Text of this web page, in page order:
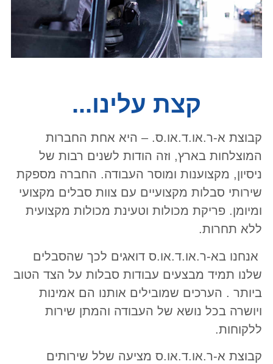
קצת עלינו...
קבוצת א-ר.או.ד.או.ס. – היא אחת החברות
המוצלחות בארץ, וזה הודות לשנים רבות של
ניסיון, מקצוענות ומוסר העבודה. החברה מספקת
שירותי סבלות מקצועיים עם צוות סבלים מקצועי
ומיומן. פריקת מכולות וטעינת מכולות מקצועית
ללא תחרות.
אנחנו בא-ר.או.ד.או.ס דואגים לכך שהסבלים
שלנו תמיד מבצעים עבודות סבלות על הצד הטוב
ביותר . הערכים שמובילים אותנו הם אמינות
ויושרה בכל נושא של העבודה והמתן שירות
ללקוחות.
קבוצת א-ר.או.ד.או.ס מציעה שלל שירותים